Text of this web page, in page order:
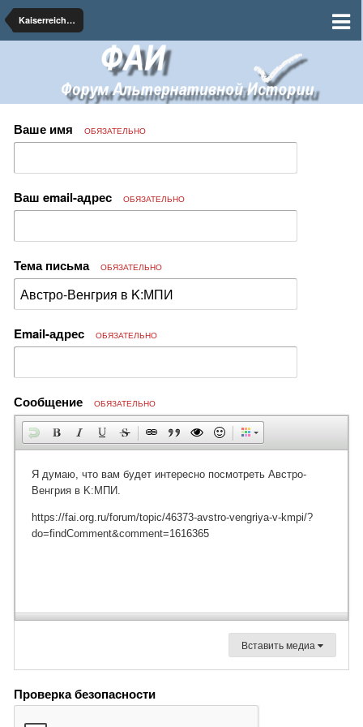
Kaiserreich: Мир победившего империализма
Ваше имя ОБЯЗАТЕЛЬНО
Ваш email-адрес ОБЯЗАТЕЛЬНО
Тема письма ОБЯЗАТЕЛЬНО
Email-адрес ОБЯЗАТЕЛЬНО
Сообщение ОБЯЗАТЕЛЬНО
Вставить медиа
Проверка безопасности